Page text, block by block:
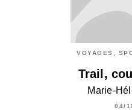
VOYAGES,
Trail,
Marie-
04/